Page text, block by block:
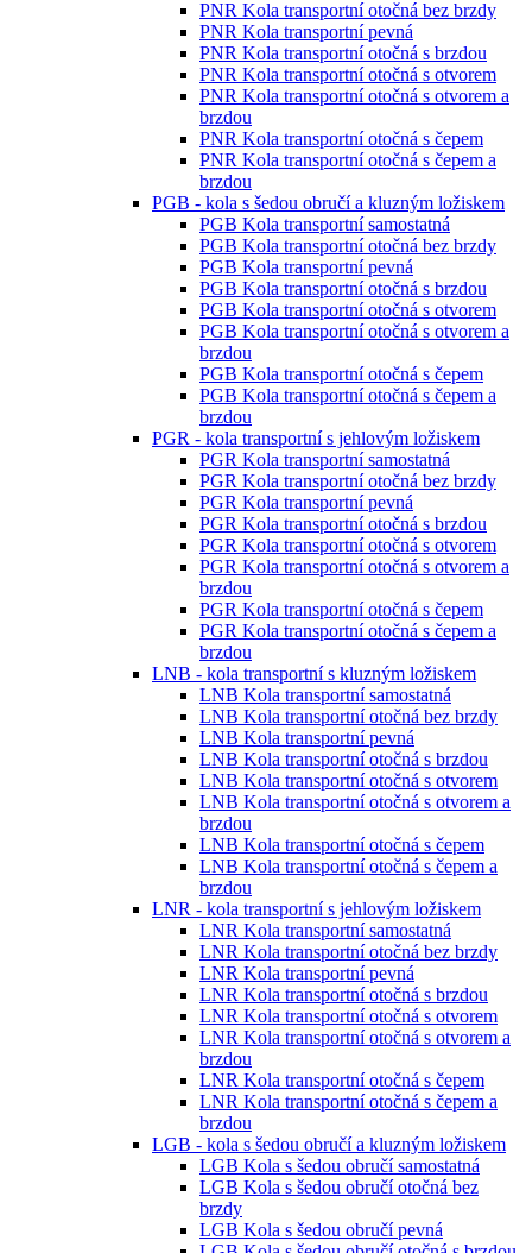
PNR Kola transportní otočná bez brzdy
PNR Kola transportní pevná
PNR Kola transportní otočná s brzdou
PNR Kola transportní otočná s otvorem
PNR Kola transportní otočná s otvorem a
brzdou
PNR Kola transportní otočná s čepem
PNR Kola transportní otočná s čepem a
brzdou
PGB - kola s šedou obručí a kluzným ložiskem
PGB Kola transportní samostatná
PGB Kola transportní otočná bez brzdy
PGB Kola transportní pevná
PGB Kola transportní otočná s brzdou
PGB Kola transportní otočná s otvorem
PGB Kola transportní otočná s otvorem a
brzdou
PGB Kola transportní otočná s čepem
PGB Kola transportní otočná s čepem a
brzdou
PGR - kola transportní s jehlovým ložiskem
PGR Kola transportní samostatná
PGR Kola transportní otočná bez brzdy
PGR Kola transportní pevná
PGR Kola transportní otočná s brzdou
PGR Kola transportní otočná s otvorem
PGR Kola transportní otočná s otvorem a
brzdou
PGR Kola transportní otočná s čepem
PGR Kola transportní otočná s čepem a
brzdou
LNB - kola transportní s kluzným ložiskem
LNB Kola transportní samostatná
LNB Kola transportní otočná bez brzdy
LNB Kola transportní pevná
LNB Kola transportní otočná s brzdou
LNB Kola transportní otočná s otvorem
LNB Kola transportní otočná s otvorem a
brzdou
LNB Kola transportní otočná s čepem
LNB Kola transportní otočná s čepem a
brzdou
LNR - kola transportní s jehlovým ložiskem
LNR Kola transportní samostatná
LNR Kola transportní otočná bez brzdy
LNR Kola transportní pevná
LNR Kola transportní otočná s brzdou
LNR Kola transportní otočná s otvorem
LNR Kola transportní otočná s otvorem a
brzdou
LNR Kola transportní otočná s čepem
LNR Kola transportní otočná s čepem a
brzdou
LGB - kola s šedou obručí a kluzným ložiskem
LGB Kola s šedou obručí samostatná
LGB Kola s šedou obručí otočná bez
brzdy
LGB Kola s šedou obručí pevná